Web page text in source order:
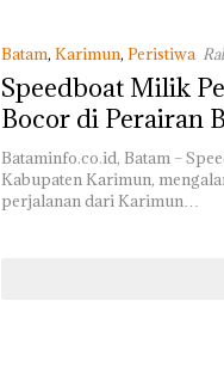
Batam, Karimun, Peristiwa
Speedboat Milik
Bocor di Perairan
Korban Jiwa
Bataminfo.co.id, Batam –
Kabupaten Karimun,
perjalanan dari Karimun…